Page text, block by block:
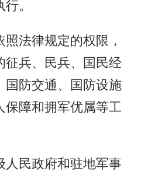
。
法律规定的权限，
兵、民兵、国民经
防交通、国防设施
障和拥军优属等工
民政府和驻地军事